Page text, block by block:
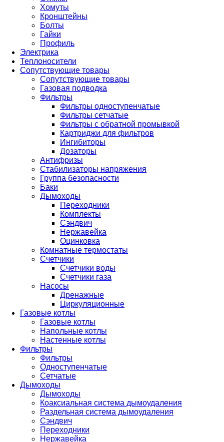
Хомуты
Кронштейны
Болты
Гайки
Профиль
Электрика
Теплоносители
Сопутствующие товары
Сопутствующие товары
Газовая подводка
Фильтры
Фильтры одноступенчатые
Фильтры сетчатые
Фильтры с обратной промывкой
Картриджи для фильтров
Ингибиторы
Дозаторы
Антифризы
Стабилизаторы напряжения
Группа безопасности
Баки
Дымоходы
Переходники
Комплекты
Сэндвич
Нержавейка
Оцинковка
Комнатные термостаты
Счетчики
Счетчики воды
Счетчики газа
Насосы
Дренажные
Циркуляционные
Газовые котлы
Газовые котлы
Напольные котлы
Настенные котлы
Фильтры
Фильтры
Одноступенчатые
Сетчатые
Дымоходы
Дымоходы
Коаксиальная система дымоудаления
Раздельная система дымоудаления
Сэндвич
Переходники
Нержавейка